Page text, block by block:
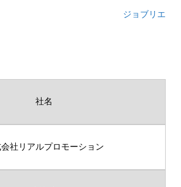
ジョブリエ
社名
社リアルプロモーション